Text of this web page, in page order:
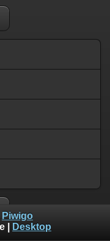
Piwigo
Desktop